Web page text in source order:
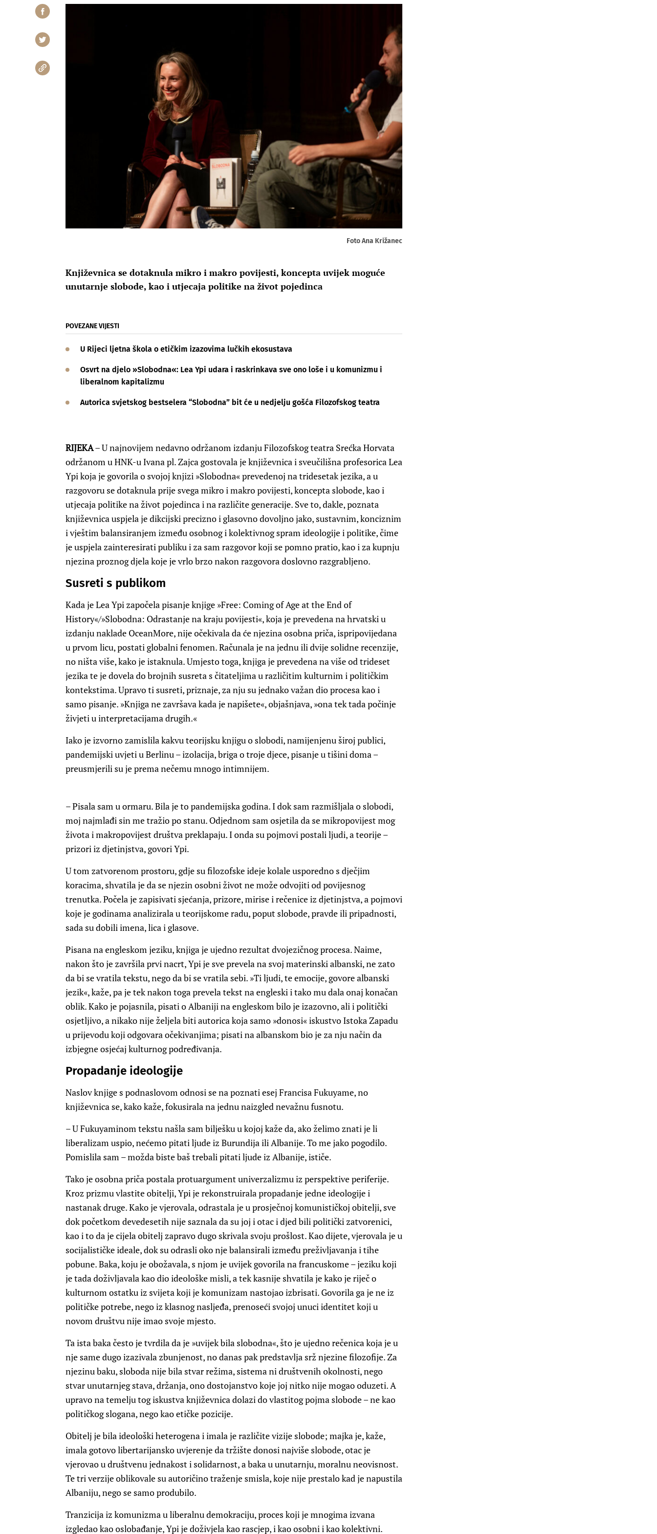
Foto Ana Križanec
Književnica se dotaknula mikro i makro povijesti, koncepta uvijek moguće
unutarnje slobode, kao i utjecaja politike na život pojedinca
POVEZANE VIJESTI
U Rijeci ljetna škola o etičkim izazovima lučkih ekosustava
Osvrt na djelo »Slobodna«: Lea Ypi udara i raskrinkava sve ono loše i u komunizmu i
liberalnom kapitalizmu
Autorica svjetskog bestselera “Slobodna” bit će u nedjelju gošća Filozofskog teatra
RIJEKA– U najnovijem nedavno održanom izdanju Filozofskog teatra Srećka Horvata
održanom u HNK-u Ivana pl. Zajca gostovala je književnica i sveučilišna profesorica Lea
Ypi koja je govorila o svojoj knjizi »Slobodna« prevedenoj na tridesetak jezika, a u
razgovoru se dotaknula prije svega mikro i makro povijesti, koncepta slobode, kao i
utjecaja politike na život pojedinca i na različite generacije. Sve to, dakle, poznata
književnica uspjela je dikcijski precizno i glasovno dovoljno jako, sustavnim, konciznim
i vještim balansiranjem između osobnog i kolektivnog spram ideologije i politike, čime
je uspjela zainteresirati publiku i za sam razgovor koji se pomno pratio, kao i za kupnju
njezina proznog djela koje je vrlo brzo nakon razgovora doslovno razgrabljeno.
Susreti s publikom
Kada je Lea Ypi započela pisanje knjige »Free: Coming of Age at the End of
History«/»Slobodna: Odrastanje na kraju povijesti«, koja je prevedena na hrvatski u
izdanju naklade OceanMore, nije očekivala da će njezina osobna priča, ispripovijedana
u prvom licu, postati globalni fenomen. Računala je na jednu ili dvije solidne recenzije,
no ništa više, kako je istaknula. Umjesto toga, knjiga je prevedena na više od trideset
jezika te je dovela do brojnih susreta s čitateljima u različitim kulturnim i političkim
kontekstima. Upravo ti susreti, priznaje, za nju su jednako važan dio procesa kao i
samo pisanje. »Knjiga ne završava kada je napišete«, objašnjava, »ona tek tada počinje
živjeti u interpretacijama drugih.«
Iako je izvorno zamislila kakvu teorijsku knjigu o slobodi, namijenjenu široj publici,
pandemijski uvjeti u Berlinu – izolacija, briga o troje djece, pisanje u tišini doma –
preusmjerili su je prema nečemu mnogo intimnijem.
– Pisala sam u ormaru. Bila je to pandemijska godina. I dok sam razmišljala o slobodi,
moj najmlađi sin me tražio po stanu. Odjednom sam osjetila da se mikropovijest mog
života i makropovijest društva preklapaju. I onda su pojmovi postali ljudi, a teorije –
prizori iz djetinjstva, govori Ypi.
U tom zatvorenom prostoru, gdje su filozofske ideje kolale usporedno s dječjim
koracima, shvatila je da se njezin osobni život ne može odvojiti od povijesnog
trenutka. Počela je zapisivati sjećanja, prizore, mirise i rečenice iz djetinjstva, a pojmovi
koje je godinama analizirala u teorijskome radu, poput slobode, pravde ili pripadnosti,
sada su dobili imena, lica i glasove.
Pisana na engleskom jeziku, knjiga je ujedno rezultat dvojezičnog procesa. Naime,
nakon što je završila prvi nacrt, Ypi je sve prevela na svoj materinski albanski, ne zato
da bi se vratila tekstu, nego da bi se vratila sebi. »Ti ljudi, te emocije, govore albanski
jezik«, kaže, pa je tek nakon toga prevela tekst na engleski i tako mu dala onaj konačan
oblik. Kako je pojasnila, pisati o Albaniji na engleskom bilo je izazovno, ali i politički
osjetljivo, a nikako nije željela biti autorica koja samo »donosi« iskustvo Istoka Zapadu
u prijevodu koji odgovara očekivanjima; pisati na albanskom bio je za nju način da
izbjegne osjećaj kulturnog podređivanja.
Propadanje ideologije
Naslov knjige s podnaslovom odnosi se na poznati esej Francisa Fukuyame, no
književnica se, kako kaže, fokusirala na jednu naizgled nevažnu fusnotu.
– U Fukuyaminom tekstu našla sam bilješku u kojoj kaže da, ako želimo znati je li
liberalizam uspio, nećemo pitati ljude iz Burundija ili Albanije. To me jako pogodilo.
Pomislila sam – možda biste baš trebali pitati ljude iz Albanije, ističe.
Tako je osobna priča postala protuargument univerzalizmu iz perspektive periferije.
Kroz prizmu vlastite obitelji, Ypi je rekonstruirala propadanje jedne ideologije i
nastanak druge. Kako je vjerovala, odrastala je u prosječnoj komunističkoj obitelji, sve
dok početkom devedesetih nije saznala da su joj i otac i djed bili politički zatvorenici,
kao i to da je cijela obitelj zapravo dugo skrivala svoju prošlost. Kao dijete, vjerovala je u
socijalističke ideale, dok su odrasli oko nje balansirali između preživljavanja i tihe
pobune. Baka, koju je obožavala, s njom je uvijek govorila na francuskome – jeziku koji
je tada doživljavala kao dio ideološke misli, a tek kasnije shvatila je kako je riječ o
kulturnom ostatku iz svijeta koji je komunizam nastojao izbrisati. Govorila ga je ne iz
političke potrebe, nego iz klasnog nasljeđa, prenoseći svojoj unuci identitet koji u
novom društvu nije imao svoje mjesto.
Ta ista baka često je tvrdila da je »uvijek bila slobodna«, što je ujedno rečenica koja je u
nje same dugo izazivala zbunjenost, no danas pak predstavlja srž njezine filozofije. Za
njezinu baku, sloboda nije bila stvar režima, sistema ni društvenih okolnosti, nego
stvar unutarnjeg stava, držanja, ono dostojanstvo koje joj nitko nije mogao oduzeti. A
upravo na temelju tog iskustva književnica dolazi do vlastitog pojma slobode – ne kao
političkog slogana, nego kao etičke pozicije.
Obitelj je bila ideološki heterogena i imala je različite vizije slobode; majka je, kaže,
imala gotovo libertarijansko uvjerenje da tržište donosi najviše slobode, otac je
vjerovao u društvenu jednakost i solidarnost, a baka u unutarnju, moralnu neovisnost.
Te tri verzije oblikovale su autoričino traženje smisla, koje nije prestalo kad je napustila
Albaniju, nego se samo produbilo.
Tranzicija iz komunizma u liberalnu demokraciju, proces koji je mnogima izvana
izgledao kao oslobađanje, Ypi je doživjela kao rascjep, i kao osobni i kao kolektivni.